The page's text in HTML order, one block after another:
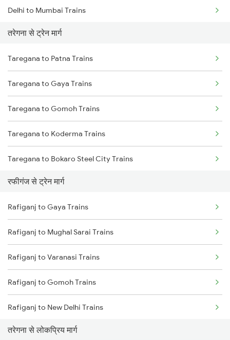
Delhi to Mumbai Trains
Mumbai to Pune Trains
Delhi to Jammu Trains
Mumbai to Delhi Trains
Mumbai to Goa Trains
Chennai to Coimbatore Trains
तरेगना से ट्रेन मार्ग
Taregana to Patna Trains
Taregana to Gaya Trains
Taregana to Gomoh Trains
Taregana to Koderma Trains
Taregana to Bokaro Steel City Trains
Taregana to Makhdumpur Trains
Taregana to Bakhtiyarpur Trains
Taregana to Barkakana Trains
Taregana to Kotshila Trains
Taregana to Khagaria Trains
Taregana to Varanasi Trains
Taregana to Dhanbad Trains
रफीगंज से ट्रेन मार्ग
Rafiganj to Gaya Trains
Rafiganj to Mughal Sarai Trains
Rafiganj to Varanasi Trains
Rafiganj to Gomoh Trains
Rafiganj to New Delhi Trains
Rafiganj to Patna Trains
तरेगना से लोकप्रिय मार्ग